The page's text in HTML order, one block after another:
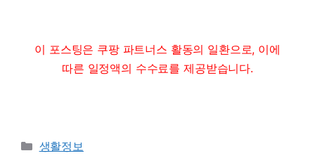
이 포스팅은 쿠팡 파트너스 활동의 일환으로, 이에
따른 일정액의 수수료를 제공받습니다.
Categories
생활정보